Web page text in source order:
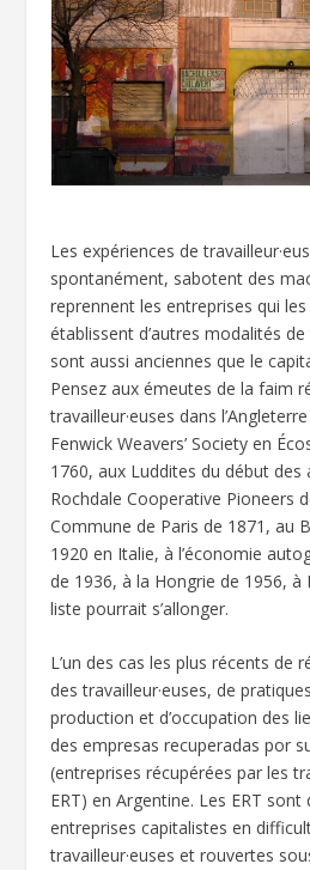
Les expériences de
spontanément, sabotent des
reprennent les entreprises qui
établissent d’autres modalités
sont aussi anciennes que le
Pensez aux émeutes de la faim
travailleur·euses dans
Fenwick Weavers’ Society en
1760, aux Luddites du début des
Rochdale Cooperative Pioneers
Commune de Paris de 1871, au
1920 en Italie, à l’économie
de 1936, à la Hongrie de 1956,
liste pourrait s’allonger.
L’un des cas les plus récents de
des travailleur·euses, de
production et d’occupation des
des empresas recuperadas por
(entreprises récupérées par les
ERT) en Argentine. Les ERT sont
entreprises capitalistes en
travailleur·euses et rouvertes